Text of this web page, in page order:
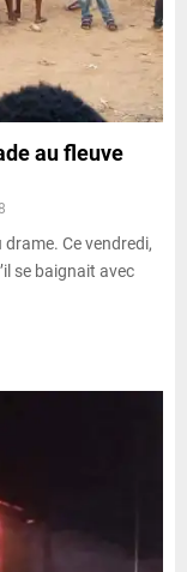
au fleuve
Ce vendredi,
se baignait avec